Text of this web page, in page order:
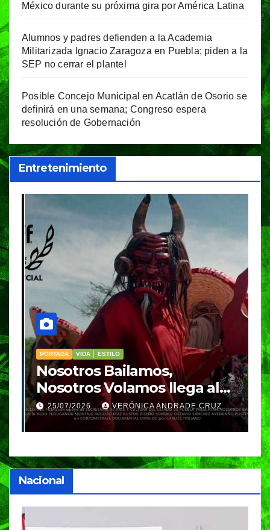
México durante su próxima gira por América Latina
Alumnos y padres defienden a la Academia
Militarizada Ignacio Zaragoza en Puebla; piden a la
SEP no cerrar el plantel
Posible Concejo Municipal en Acatlán de Osorio se
definirá en una semana; Congreso espera
resolución de Gobernación
Entretenimiento
PORTADA VIDA │ ESTILO
Nosotros Bailamos,
Nosotros Volamos llega al
GIFF
25/07/2026 VERÓNICA ANDRADE CRUZ
Nacional